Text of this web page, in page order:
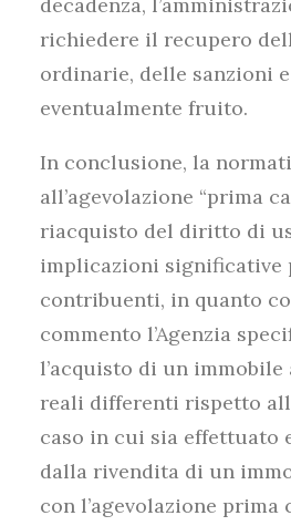
richiedere il recupero
ordinarie, delle sanzioni
eventualmente fruito.
In conclusione, la
all’agevolazione “prima
riacquisto del diritto di
implicazioni significative
contribuenti, in quanto
commento l’Agenzia
l’acquisto di un
reali differenti rispetto
caso in cui sia effettuato
dalla rivendita di un
con l’agevolazione prima